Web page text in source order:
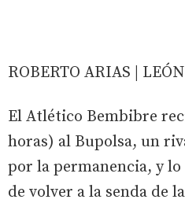
ROBERTO ARIAS | LEÓN
El Atlético Bembibre
horas) al Bupolsa, un
por la permanencia, y
de volver a la senda de